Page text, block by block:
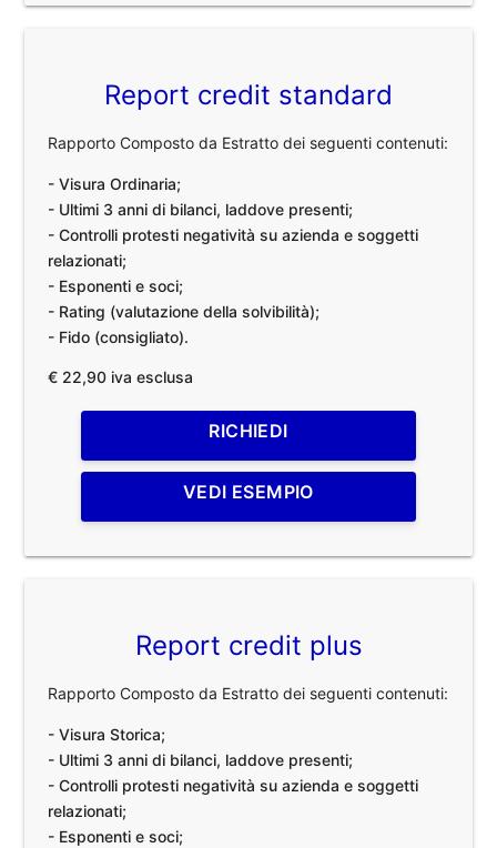
Report credit standard
Rapporto Composto da Estratto dei seguenti contenuti:
- Visura Ordinaria;
- Ultimi 3 anni di bilanci, laddove presenti;
- Controlli protesti negatività su azienda e soggetti
relazionati;
- Esponenti e soci;
- Rating (valutazione della solvibilità);
- Fido (consigliato).
€ 22,90 iva esclusa
RICHIEDI
VEDI ESEMPIO
Report credit plus
Rapporto Composto da Estratto dei seguenti contenuti:
- Visura Storica;
- Ultimi 3 anni di bilanci, laddove presenti;
- Controlli protesti negatività su azienda e soggetti
relazionati;
- Esponenti e soci;